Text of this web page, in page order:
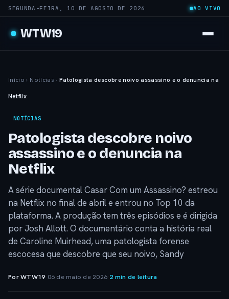
SEGUNDA-FEIRA, 10 DE AGOSTO DE 2026 AO VIVO
WTW19
Início › Notícias › Patologista descobre noivo assassino e o denuncia na
Netflix
NOTÍCIAS
Patologista descobre noivo
assassino e o denuncia na
Netflix
A série documental Casar Com um Assassino? estreou
na Netflix no final de abril e entrou no Top 10 da
plataforma. A produção tem três episódios e é dirigida
por Josh Allott. O documentário conta a história real
de Caroline Muirhead, uma patologista forense
escocesa que descobre que seu noivo, Sandy
Por WTW19· 06 de maio de 2026·2 min de leitura